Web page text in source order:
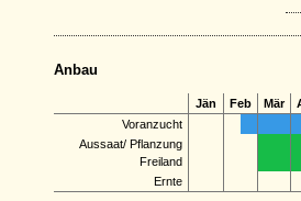
Anbau
Jän Feb Mär
Voranzucht
Aussaat/ Pflanzung
Freiland
Ernte